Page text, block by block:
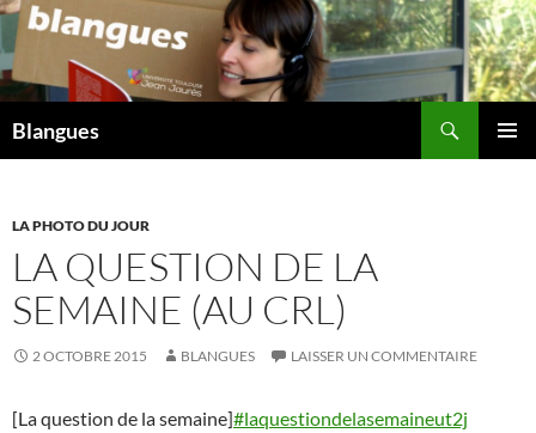
Aller
au
contenu
Blangues
LA PHOTO DU JOUR
LA QUESTION DE LA
SEMAINE (AU CRL)
2 OCTOBRE 2015 BLANGUES LAISSER UN COMMENTAIRE
[La question de la semaine]#laquestiondelasemaineut2j